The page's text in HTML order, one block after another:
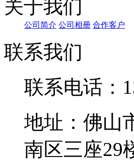
关于我们
公司简介 公司相册 合作客户
联系我们
联系电话：
地址：佛山
南区三座29